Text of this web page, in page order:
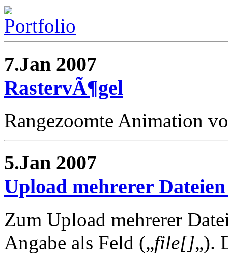
7.Jan 2007
RastervÃ¶gel
Rangezoomte Animation
5.Jan 2007
Upload mehrerer
Zum Upload mehrerer
Angabe als Feld („file[]„).